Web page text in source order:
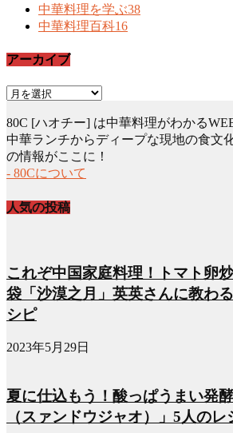
中華料理を学ぶ38
中華料理百科16
アーカイブ
ア
カ
イ
ブ
80C [ハオチー] は中華料理がわかる
中華ランチからディープな現地の食文
の情報がここに！
- 80Cについて
人気の投稿
これぞ中国家庭料理！トマト卵
袋「沙漠之月」英英さんに教わ
シピ
2023年5月29日
夏に仕込もう！酸っぱうまい発
（スァンドウジャオ）」5人のレ